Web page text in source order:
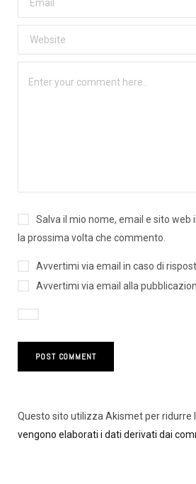
Salva il mio nome, email e sito web
la prossima volta che commento.
Avvertimi via email in caso di
Avvertimi via email alla
Questo sito utilizza Akismet per ridurre
vengono elaborati i dati derivati dai